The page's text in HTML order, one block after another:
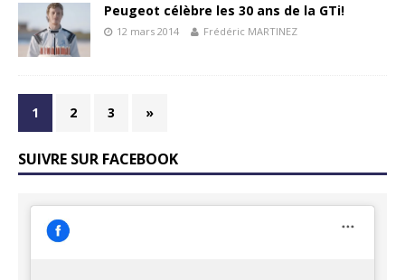
Peugeot célèbre les 30 ans de la GTi!
12 mars 2014 Frédéric MARTINEZ
1 2 3 »
SUIVRE SUR FACEBOOK